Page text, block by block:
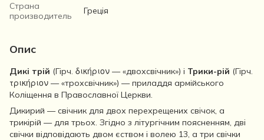
Страна
производитель
Греція
Опис
Дикі трій (Гірч. δικήριον — «двохсвічник») і Трики-рій (Гірч.
τρικήριον — «трохсвічник») — приладдя армійського
Коліщення в Православної Церкви.
Дикирий — свічник для двох перехрещених свічок, а
трикірій — для трьох. Згідно з літургічним поясненням, дві
свічки відповідають двом єством і волею 13, а три свічки